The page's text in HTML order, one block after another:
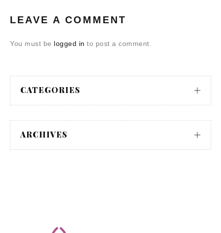
LEAVE A COMMENT
You must be logged in to post a comment.
CATEGORIES
ARCHIVES